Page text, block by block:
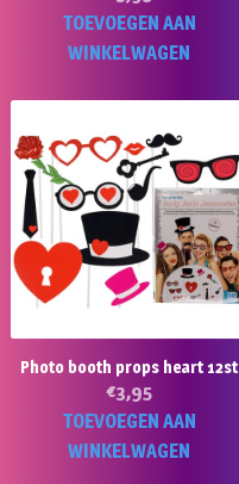
TOEVOEGEN AAN
WINKELWAGEN
Photo booth props heart 12st
€3,95
TOEVOEGEN AAN
WINKELWAGEN